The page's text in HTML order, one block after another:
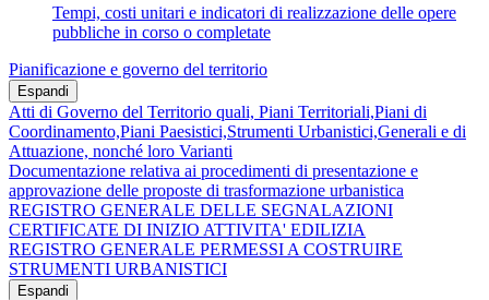
Tempi, costi unitari e indicatori di realizzazione delle opere
pubbliche in corso o completate
Pianificazione e governo del territorio
Espandi
Atti di Governo del Territorio quali, Piani Territoriali,Piani di
Coordinamento,Piani Paesistici,Strumenti Urbanistici,Generali e di
Attuazione, nonché loro Varianti
Documentazione relativa ai procedimenti di presentazione e
approvazione delle proposte di trasformazione urbanistica
REGISTRO GENERALE DELLE SEGNALAZIONI
CERTIFICATE DI INIZIO ATTIVITA' EDILIZIA
REGISTRO GENERALE PERMESSI A COSTRUIRE
STRUMENTI URBANISTICI
Espandi